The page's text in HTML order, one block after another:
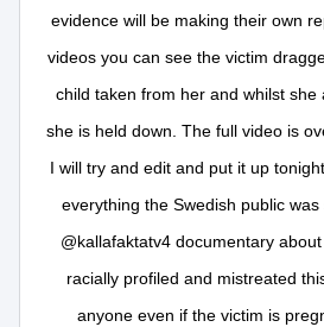
evidence will be making their own
videos you can see the victim
child taken from her and whilst she
she is held down. The full video is
I will try and edit and put it up
everything the Swedish public
@kallafaktatv4 documentary
racially profiled and mistreated
anyone even if the victim is